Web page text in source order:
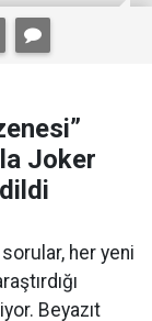
Joker
her yeni
Beyazıt